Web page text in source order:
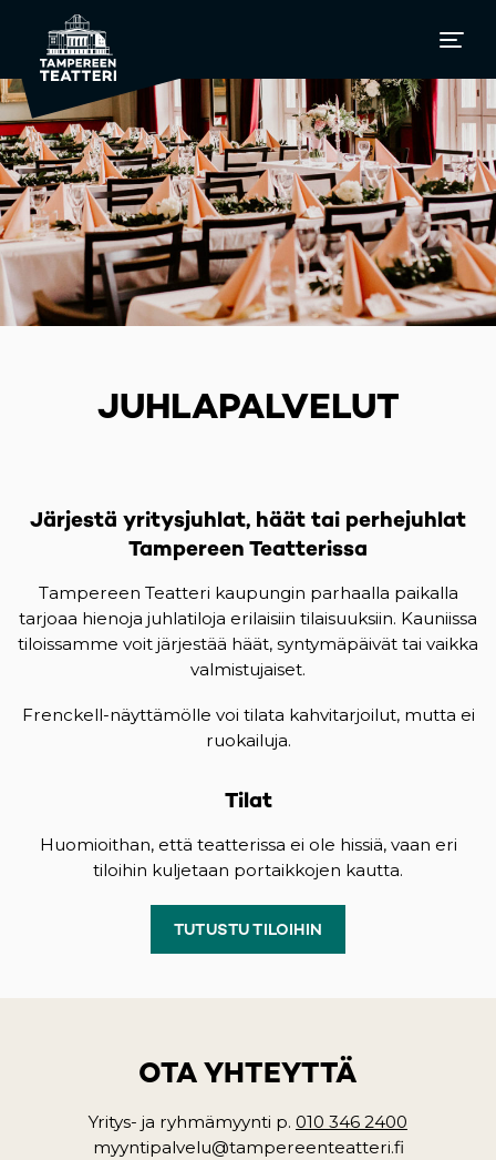
JUHLAPALVELUT
Järjestä yritysjuhlat, häät tai perhejuhlat
Tampereen Teatterissa
Tampereen Teatteri kaupungin parhaalla paikalla
tarjoaa hienoja juhlatiloja erilaisiin tilaisuuksiin. Kauniissa
tiloissamme voit järjestää häät, syntymäpäivät tai vaikka
valmistujaiset.
Frenckell-näyttämölle voi tilata kahvitarjoilut, mutta ei
ruokailuja.
Tilat
Huomioithan, että teatterissa ei ole hissiä, vaan eri
tiloihin kuljetaan portaikkojen kautta.
TUTUSTU TILOIHIN
OTA YHTEYTTÄ
Yritys- ja ryhmämyynti p. 010 346 2400
myyntipalvelu@tampereenteatteri.fi